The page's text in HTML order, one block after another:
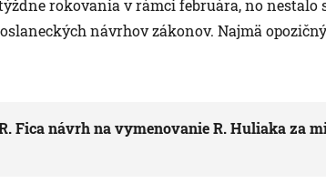
rokovania v rámci februára, no nestalo
návrhov zákonov. Najmä
Fica návrh na vymenovanie R. Huliaka za